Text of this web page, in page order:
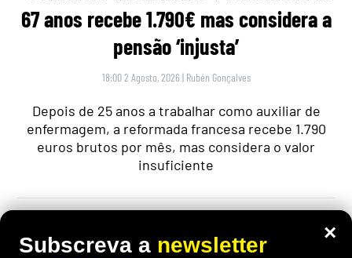
67 anos recebe 1.790€ mas considera a
pensão ‘injusta’
18:00 2 Agosto, 2026 | Rubén Gonçalves
Depois de 25 anos a trabalhar como auxiliar de
enfermagem, a reformada francesa recebe 1.790
euros brutos por mês, mas considera o valor
insuficiente
×
Subscreva a newsletter